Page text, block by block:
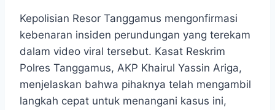
Kepolisian Resor Tanggamus mengonfirmasi
kebenaran insiden perundungan yang terekam
dalam video viral tersebut. Kasat Reskrim
Polres Tanggamus, AKP Khairul Yassin Ariga,
menjelaskan bahwa pihaknya telah mengambil
langkah cepat untuk menangani kasus ini,